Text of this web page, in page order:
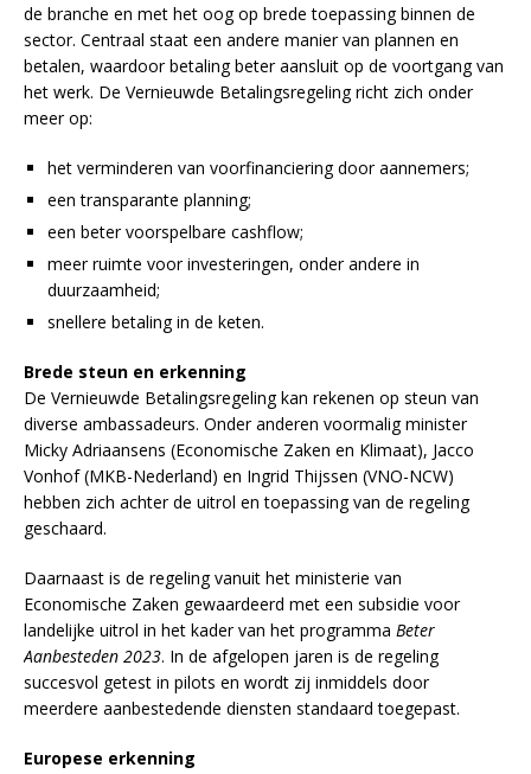
de branche en met het oog op brede toepassing binnen de
sector. Centraal staat een andere manier van plannen en
betalen, waardoor betaling beter aansluit op de voortgang van
het werk. De Vernieuwde Betalingsregeling richt zich onder
meer op:
het verminderen van voorfinanciering door aannemers;
een transparante planning;
een beter voorspelbare cashflow;
meer ruimte voor investeringen, onder andere in
duurzaamheid;
snellere betaling in de keten.
Brede steun en erkenning
De Vernieuwde Betalingsregeling kan rekenen op steun van
diverse ambassadeurs. Onder anderen voormalig minister
Micky Adriaansens (Economische Zaken en Klimaat), Jacco
Vonhof (MKB-Nederland) en Ingrid Thijssen (VNO-NCW)
hebben zich achter de uitrol en toepassing van de regeling
geschaard.
Daarnaast is de regeling vanuit het ministerie van
Economische Zaken gewaardeerd met een subsidie voor
landelijke uitrol in het kader van het programma Beter
Aanbesteden 2023. In de afgelopen jaren is de regeling
succesvol getest in pilots en wordt zij inmiddels door
meerdere aanbestedende diensten standaard toegepast.
Europese erkenning